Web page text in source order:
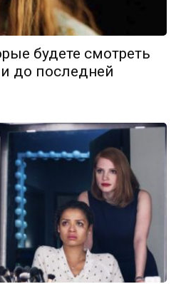
будете смотреть
до последней